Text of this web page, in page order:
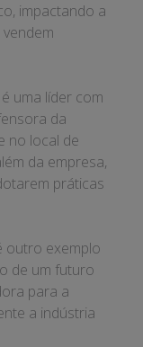
impactando a
uma líder com
da
no local de
da empresa,
práticas
outro exemplo
de um futuro
para a
a indústria